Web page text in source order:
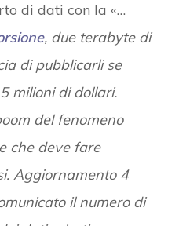
di dati con la «…
, due terabyte di
di pubblicarli se
milioni di dollari.
del fenomeno
che deve fare
Aggiornamento 4
il numero di